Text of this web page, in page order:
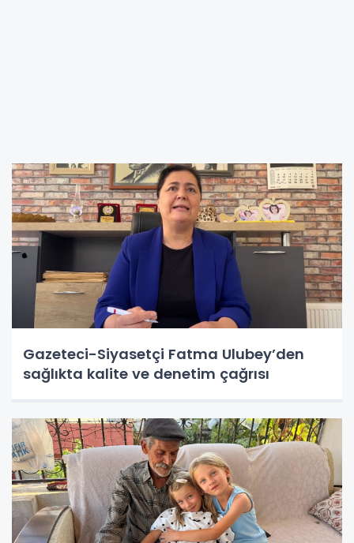
Gazeteci-Siyasetçi Fatma Ulubey’den
sağlıkta kalite ve denetim çağrısı